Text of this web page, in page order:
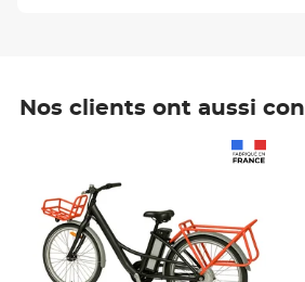
Nos clients ont aussi